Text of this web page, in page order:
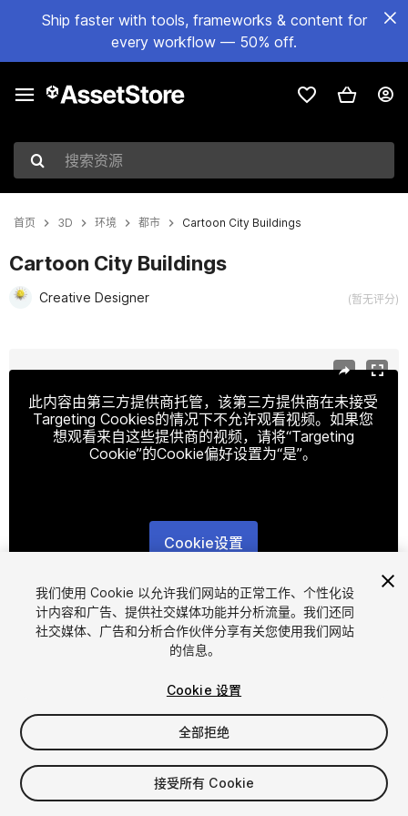
Ship faster with tools, frameworks & content for
every workflow — 50% off.
搜索资源
首页 3D 环境 都市 Cartoon City Buildings
Cartoon City Buildings
Creative Designer (暂无评分)
此内容由第三方提供商托管，该第三方提供商在未接受
Targeting Cookies的情况下不允许观看视频。如果您
想观看来自这些提供商的视频，请将“Targeting
Cookie”的Cookie偏好设置为“是”。
Cookie设置
1/19
$4.99
增值税将在结算时计算
我们使用 Cookie 以允许我们网站的正常工作、个性化设
计内容和广告、提供社交媒体功能并分析流量。我们还同
社交媒体、广告和分析合作伙伴分享有关您使用我们网站
的信息。
Cookie 设置
全部拒绝
接受所有 Cookie